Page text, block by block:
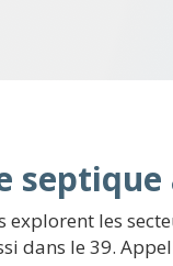
explorent les
dans le 39.